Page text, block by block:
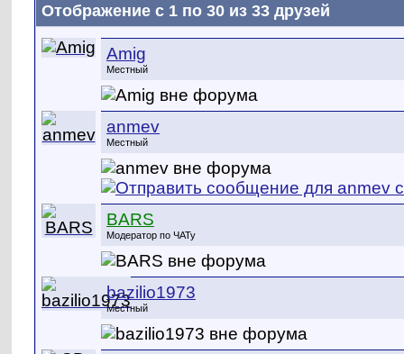
Отображение с 1 по 30 из 33 друзей
Amig
Местный
anmev
Местный
BARS
Модератор по ЧАТу
bazilio1973
Местный